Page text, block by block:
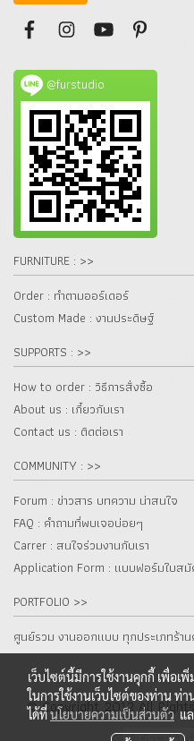
@furstudio
FURNITURE : >>
Order : ทำตามออร์เดอร์
Custom Made : งานประดิษฐ์
SUPPORTS : >>
How to order : วิธีการสั่งซื้อ
About us : เกี๋ยวกับเรา
Contact us : ติดต่อเรา
COMMUNITY : >>
Forum : ข่าวสาร บทความ น่าสนใจ
FAQ : คำถามที่พบเจอบ่อยๆ
Carrer : สนใจร่วมงานกับเรา
Application Form : แบบฟอร์มใบสมั
PORTFOLIO >>
ศูนย์รวม งานออกแบบ ทุกประเภทร้าน
© Copyright 2012 All
เว็บไซต์นี้มีการใช้งานคุกกี้ เพื่อ
ในการใช้งานเว็บไซต์ของท่าน ท่
ได้ที่นโยบายความเป็นส่วนตัวแ